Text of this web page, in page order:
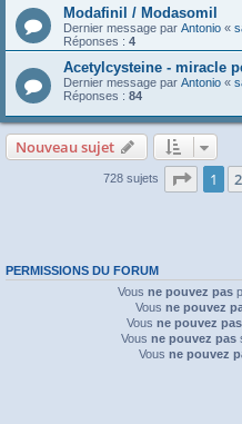
Modafinil / Modasomil
Dernier message par Antonio «
Réponses : 4
Acetylcysteine - miracle
Dernier message par Antonio «
Réponses : 84
Nouveau sujet
728 sujets Page 1
1 2
PERMISSIONS DU FORUM
Vous ne pouvez pas
Vous ne pouvez
Vous ne pouvez pas
Vous ne pouvez pas
Vous ne pouvez